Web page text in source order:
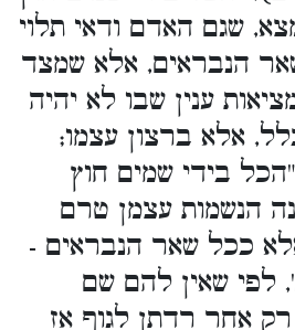
שגם האדם ודאי תלוי
הנבראים, אלא שמצד
ענין שבו לא יהיה
אלא ברצון עצמו;
בידי שמים חוץ
הנשמות עצמן טרם
ככל שאר הנבראים -
לפי שאין להם שם
אחר רדתן לגוף אז